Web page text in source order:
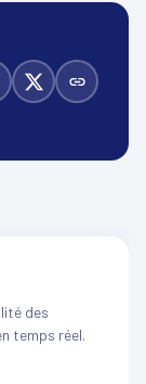
des
temps réel.